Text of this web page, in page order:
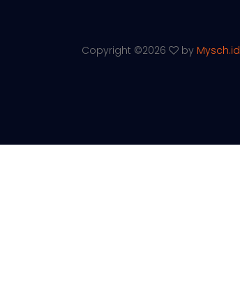
Copyright ©2026 by Mysch.id